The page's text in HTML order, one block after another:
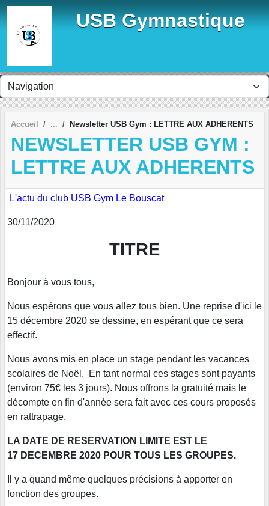
USB Gymnastique
Accueil Newsletter USB Gym : LETTRE AUX ADHERENTS
NEWSLETTER USB GYM :
LETTRE AUX ADHERENTS
L'actu du club USB Gym Le Bouscat
30/11/2020
TITRE
Bonjour à vous tous,
Nous espérons que vous allez tous bien. Une reprise d'ici le
15 décembre 2020 se dessine, en espérant que ce sera
effectif.
Nous avons mis en place un stage pendant les vacances
scolaires de Noël. En tant normal ces stages sont payants
(environ 75€ les 3 jours). Nous offrons la gratuité mais le
décompte en fin d'année sera fait avec ces cours proposés
en rattrapage.
LA DATE DE RESERVATION LIMITE EST LE
17 DECEMBRE 2020 POUR TOUS LES GROUPES.
Il y a quand même quelques précisions à apporter en
fonction des groupes.
Panneau de gestion des cookies